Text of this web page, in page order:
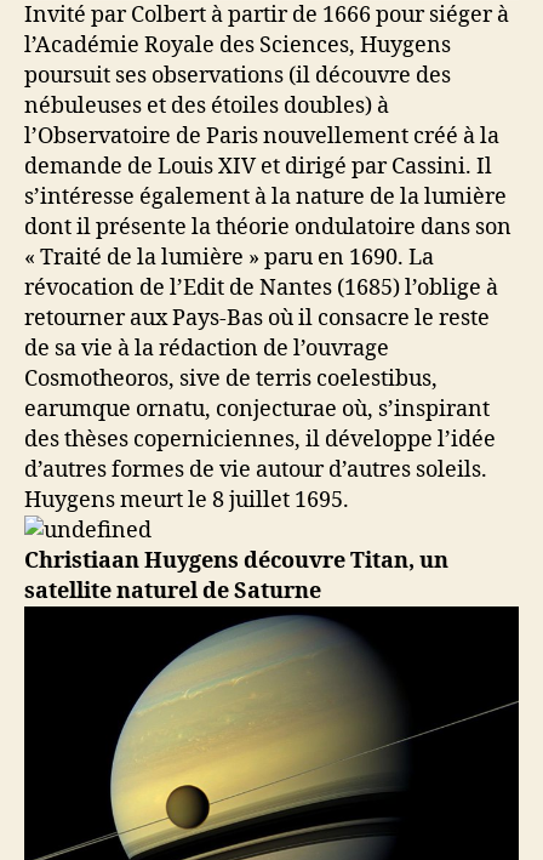
Invité par Colbert à partir de 1666 pour siéger à
l’Académie Royale des Sciences, Huygens
poursuit ses observations (il découvre des
nébuleuses et des étoiles doubles) à
l’Observatoire de Paris nouvellement créé à la
demande de Louis XIV et dirigé par Cassini. Il
s’intéresse également à la nature de la lumière
dont il présente la théorie ondulatoire dans son
« Traité de la lumière » paru en 1690. La
révocation de l’Edit de Nantes (1685) l’oblige à
retourner aux Pays-Bas où il consacre le reste
de sa vie à la rédaction de l’ouvrage
Cosmotheoros, sive de terris coelestibus,
earumque ornatu, conjecturae où, s’inspirant
des thèses coperniciennes, il développe l’idée
d’autres formes de vie autour d’autres soleils.
Huygens meurt le 8 juillet 1695.
Christiaan Huygens découvre Titan, un
satellite naturel de Saturne